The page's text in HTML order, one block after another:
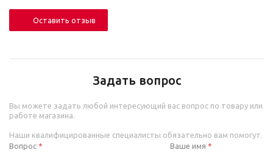
Оставить отзыв
Задать вопрос
Вы можете задать любой интересующий вас вопрос по товару или
работе магазина.
Наши квалифицированные специалисты обязательно вам помогут.
Вопрос * Ваше имя *